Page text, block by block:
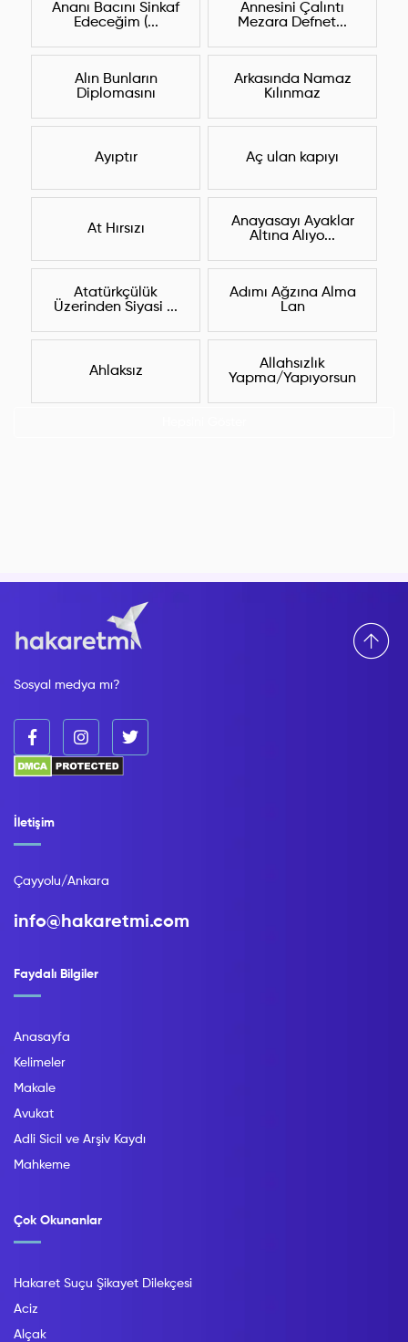
Ananı Bacını Sinkaf
Edeceğim (...
Annesini Çalıntı
Mezara Defnet...
Alın Bunların
Diplomasını
Arkasında Namaz
Kılınmaz
Ayıptır Aç ulan kapıyı
At Hırsızı
Anayasayı Ayaklar
Altına Alıyo...
Atatürkçülük
Üzerinden Siyasi ...
Adımı Ağzına Alma
Lan
Ahlaksız
Allahsızlık
Yapma/Yapıyorsun
Sosyal medya mı?
Faydalı Bilgiler
Anasayfa
Kelimeler
Makale
Avukat
Adli Sicil ve Arşiv Kaydı
Mahkeme
Çok Okunanlar
Hakaret Suçu Şikayet Dilekçesi
Aciz
Alçak
İletişim
Çayyolu/Ankara
info@hakaretmi.com